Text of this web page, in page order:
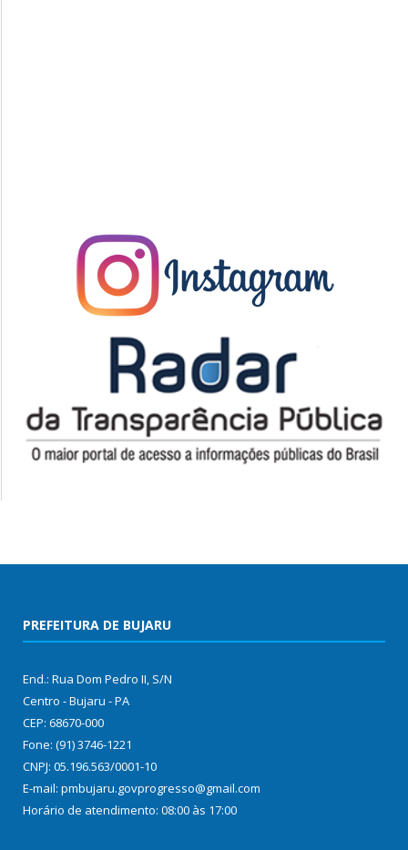
PREFEITURA DE BUJARU
End.: Rua Dom Pedro II, S/N
Centro - Bujaru - PA
CEP: 68670-000
Fone: (91) 3746-1221
CNPJ: 05.196.563/0001-10
E-mail: pmbujaru.govprogresso@gmail.com
Horário de atendimento: 08:00 às 17:00